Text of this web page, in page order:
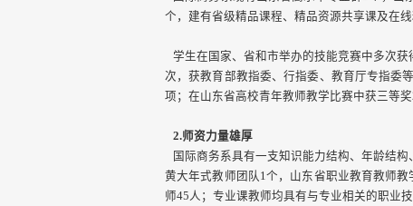
个，建有省级精品课程、精品资源共享课及在线
学生在国家、省和市举办的技能竞赛中多次
次，获教育部教指委、行指委、教育厅专指委
项；在山东省高校青年教师教学比赛中获三等奖
2.师资力量雄厚
国际商务系具有一支知识能力结构、年龄结
黄大年式教师团队1个，山东省职业教育教师
师45人；专业课教师均具有与专业相关的职业